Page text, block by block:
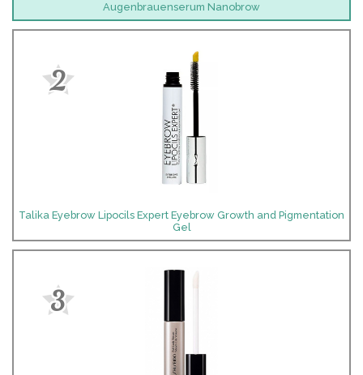
Augenbrauenserum Nanobrow
2
Talika Eyebrow Lipocils Expert Eyebrow Growth and Pigmentation
Gel
3